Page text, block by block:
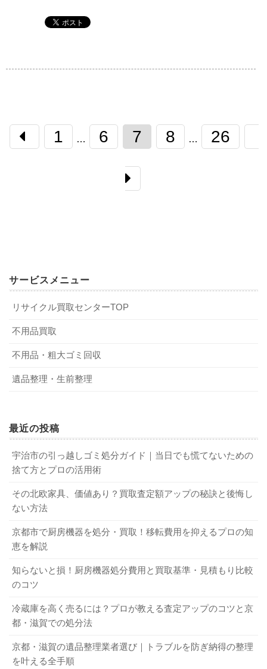
1 … 6 7 8 … 26
サービスメニュー
リサイクル買取センターTOP
不用品買取
不用品・粗大ゴミ回収
遺品整理・生前整理
最近の投稿
宇治市の引っ越しゴミ処分ガイド｜当日でも慌てないための
捨て方とプロの活用術
その北欧家具、価値あり？買取査定額アップの秘訣と後悔し
ない方法
京都市で厨房機器を処分・買取！移転費用を抑えるプロの知
恵を解説
知らないと損！厨房機器処分費用と買取基準・見積もり比較
のコツ
冷蔵庫を高く売るには？プロが教える査定アップのコツと京
都・滋賀での処分法
京都・滋賀の遺品整理業者選び｜トラブルを防ぎ納得の整理
を叶える全手順